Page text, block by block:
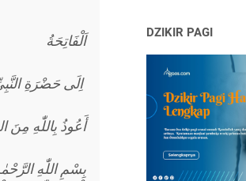
اَلْفَاتِحَةُ
اِلَى حَضْرَةِ النَّبِيِّ سَيِّدِنَا وَحَبِيْبِنَا مُحَمَّدٍ صَلَّى اللّٰهُ عَلَيْهِ وَآلِهِ وَسَلَّمَ - اَلْفَاتِحَةُ
أَعُوذُ بِاللّٰهِ مِنَ
بِسْمِ اللّٰهِ
DZIKIR PAGI